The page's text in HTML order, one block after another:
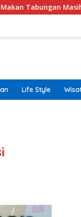
Masih Terjadi?
Life Style